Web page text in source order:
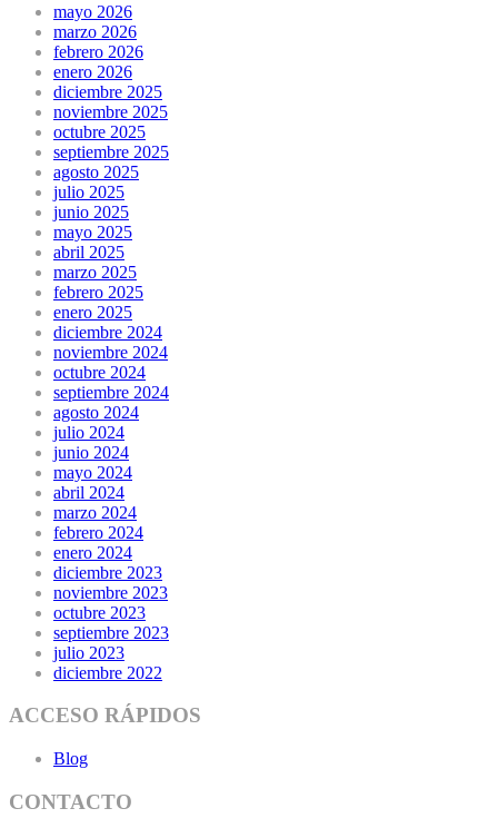
mayo 2026
marzo 2026
febrero 2026
enero 2026
diciembre 2025
noviembre 2025
octubre 2025
septiembre 2025
agosto 2025
julio 2025
junio 2025
mayo 2025
abril 2025
marzo 2025
febrero 2025
enero 2025
diciembre 2024
noviembre 2024
octubre 2024
septiembre 2024
agosto 2024
julio 2024
junio 2024
mayo 2024
abril 2024
marzo 2024
febrero 2024
enero 2024
diciembre 2023
noviembre 2023
octubre 2023
septiembre 2023
julio 2023
diciembre 2022
ACCESO RÁPIDOS
Blog
CONTACTO